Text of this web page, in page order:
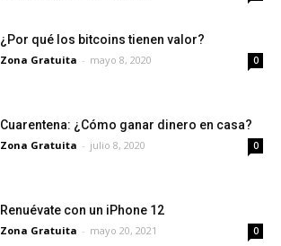
¿Por qué los bitcoins tienen valor?
Zona Gratuita - mayo 8, 2020 0
Cuarentena: ¿Cómo ganar dinero en casa?
Zona Gratuita - julio 8, 2020 0
Renuévate con un iPhone 12
Zona Gratuita - mayo 20, 2021 0